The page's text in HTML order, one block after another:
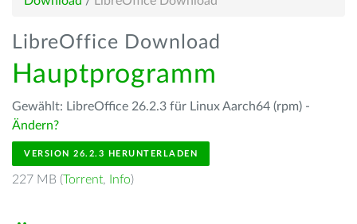
LibreOffice Download
Hauptprogramm
Gewählt: LibreOffice 26.2.3 für Linux Aarch64 (rpm) -
Ändern?
VERSION 26.2.3 HERUNTERLADEN
227 MB (Torrent, Info)